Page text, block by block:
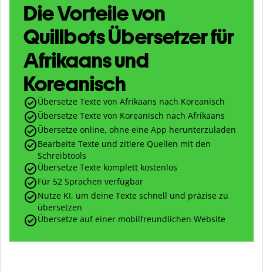
Die Vorteile von
Quillbots Übersetzer für
Afrikaans und
Koreanisch
Übersetze Texte von Afrikaans nach Koreanisch
Übersetze Texte von Koreanisch nach Afrikaans
Übersetze online, ohne eine App herunterzuladen
Bearbeite Texte und zitiere Quellen mit den
Schreibtools
Übersetze Texte komplett kostenlos
Für 52 Sprachen verfügbar
Nutze KI, um deine Texte schnell und präzise zu
übersetzen
Übersetze auf einer mobilfreundlichen Website